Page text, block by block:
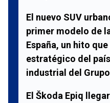
El nuevo SUV
primer modelo de
España, un hito
estratégico del
industrial del
El Škoda Epiq